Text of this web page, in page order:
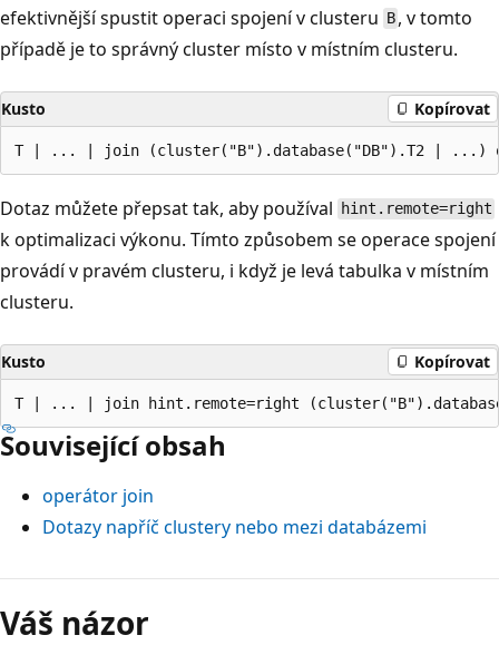
efektivnější spustit operaci spojení v clusteru B , v tomto
případě je to správný cluster místo v místním clusteru.
Kusto Kopírovat
Dotaz můžete přepsat tak, aby používal hint.remote=right
k optimalizaci výkonu. Tímto způsobem se operace spojení
provádí v pravém clusteru, i když je levá tabulka v místním
clusteru.
Kusto Kopírovat
Související obsah
operátor join
Dotazy napříč clustery nebo mezi databázemi
Váš názor